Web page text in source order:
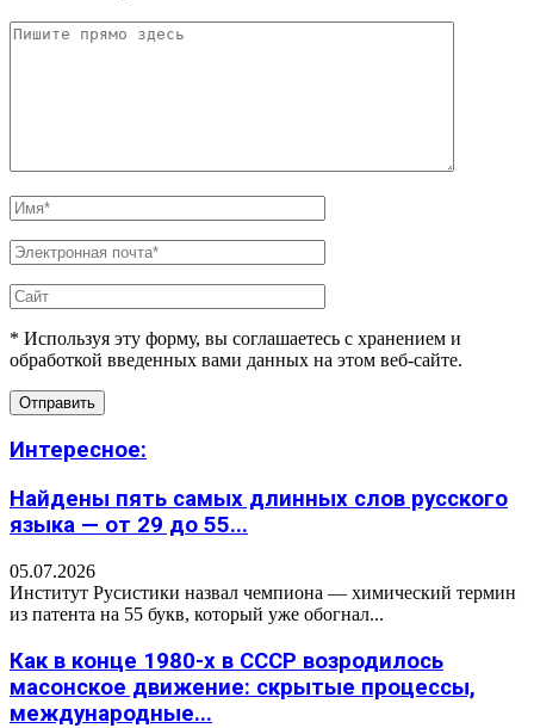
* Используя эту форму, вы соглашаетесь с хранением и
обработкой введенных вами данных на этом веб-сайте.
Интересное:
Найдены пять самых длинных слов русского
языка — от 29 до 55...
05.07.2026
Институт Русистики назвал чемпиона — химический термин
из патента на 55 букв, который уже обогнал...
Как в конце 1980-х в СССР возродилось
масонское движение: скрытые процессы,
международные...